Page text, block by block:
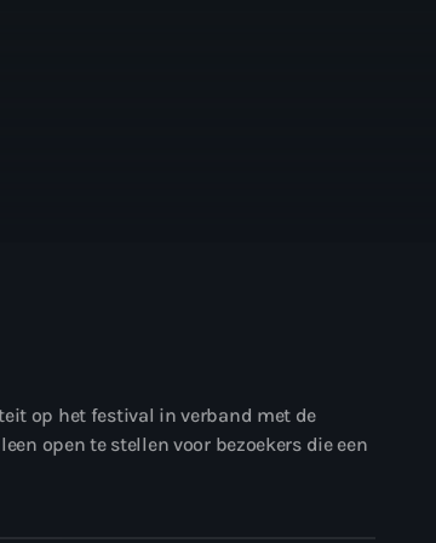
op het festival in verband met de
open te stellen voor bezoekers die een